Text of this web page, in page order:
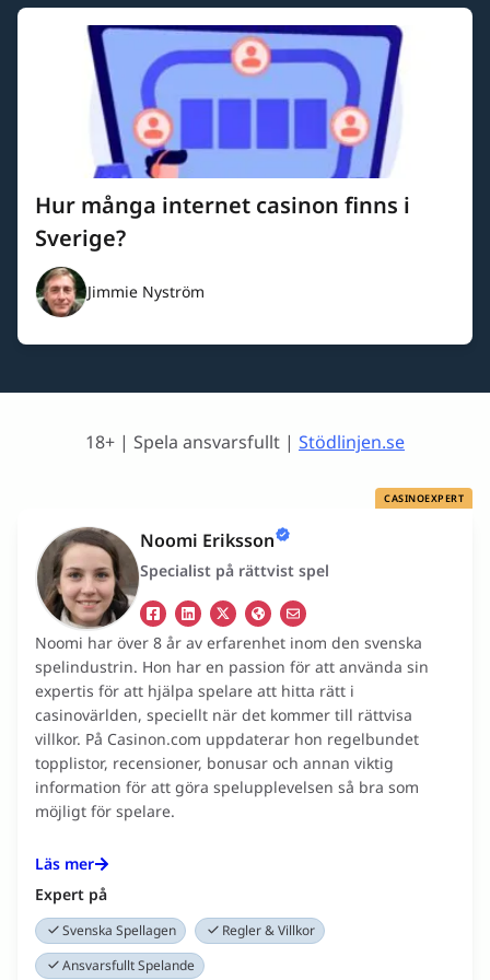
Hur många internet casinon finns i
Sverige?
Jimmie Nyström
18+ | Spela ansvarsfullt | Stödlinjen.se
CASINOEXPERT
Noomi Eriksson
Specialist på rättvist spel
Noomi har över 8 år av erfarenhet inom den svenska
spelindustrin. Hon har en passion för att använda sin
expertis för att hjälpa spelare att hitta rätt i
casinovärlden, speciellt när det kommer till rättvisa
villkor. På Casinon.com uppdaterar hon regelbundet
topplistor, recensioner, bonusar och annan viktig
information för att göra spelupplevelsen så bra som
möjligt för spelare.
Läs mer
Expert på
Svenska Spellagen
Regler & Villkor
Ansvarsfullt Spelande